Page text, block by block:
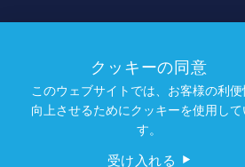
© 2026 ダラス・スポーツ・コミッショ
クッキーの同意
このウェブサイトでは、お客様の利便
向上させるためにクッキーを使用して
す。
受け入れる